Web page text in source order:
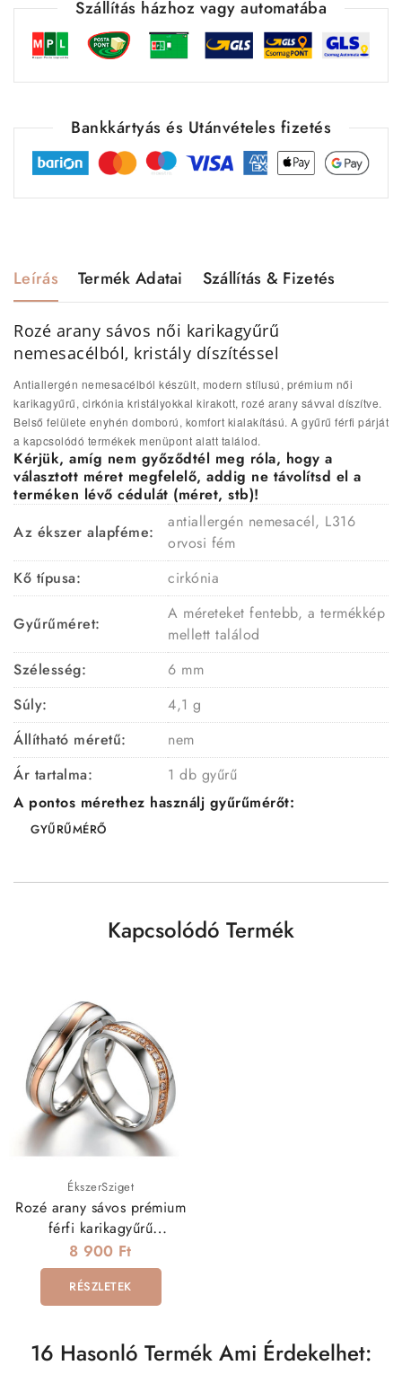
Szállítás házhoz vagy automatába
Bankkártyás és Utánvételes fizetés
Leírás Termék Adatai Szállítás & Fizetés
Rozé arany sávos női karikagyűrű
nemesacélból, kristály díszítéssel
Antiallergén nemesacélból készült, modern stílusú, prémium női
karikagyűrű, cirkónia kristályokkal kirakott, rozé arany sávval díszítve.
Belső felülete enyhén domború, komfort kialakítású. A gyűrű férfi párját
a kapcsolódó termékek menüpont alatt találod.
Kérjük, amíg nem győződtél meg róla, hogy a
választott méret megfelelő, addig ne távolítsd el a
terméken lévő cédulát (méret, stb)!
Az ékszer alapféme:
antiallergén nemesacél, L316
orvosi fém
Kő típusa:
cirkónia
Gyűrűméret:
A méreteket fentebb, a termékkép
mellett találod
Szélesség:
6 mm
Súly:
4,1 g
Állítható méretű:
nem
Ár tartalma:
1 db gyűrű
A pontos mérethez használj gyűrűmérőt:
GYŰRŰMÉRŐ
Kapcsolódó Termék
ÉkszerSziget
Rozé arany sávos prémium
férfi karikagyűrű
nemesacélból
8 900 Ft
RÉSZLETEK
16 Hasonló Termék Ami Érdekelhet: